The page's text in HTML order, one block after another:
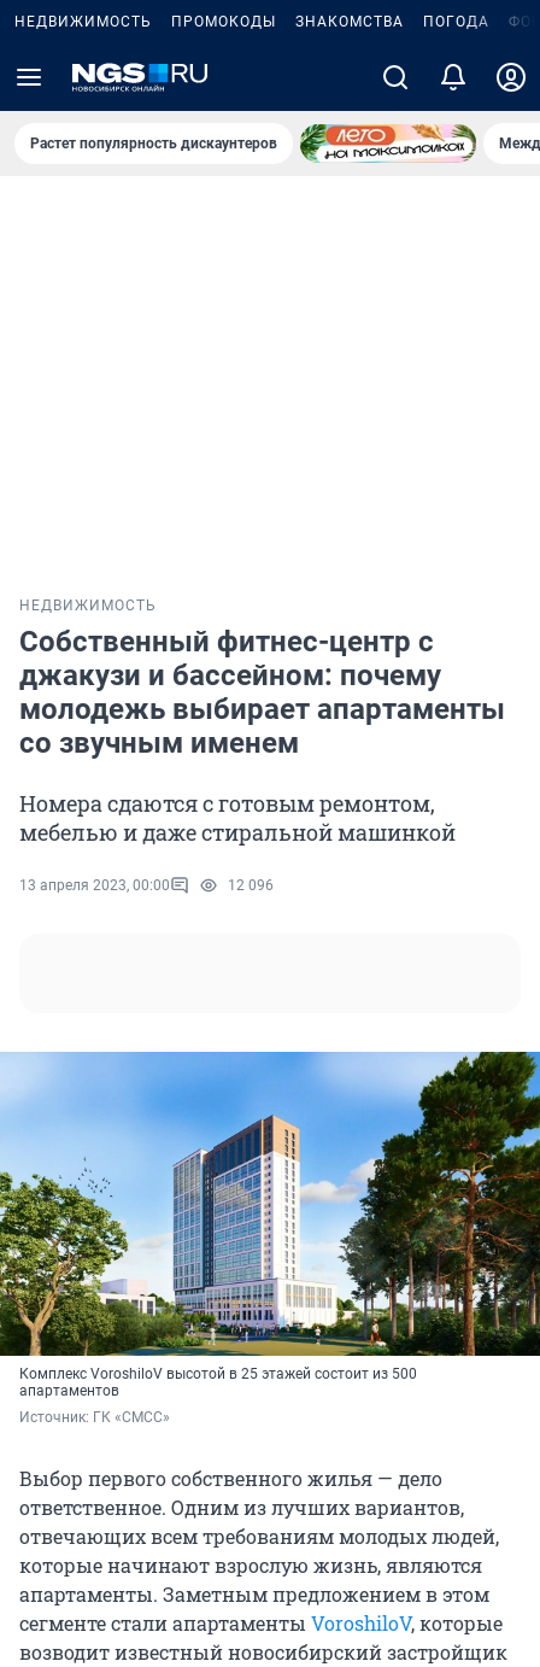
НЕДВИЖИМОСТЬ ПРОМОКОДЫ ЗНАКОМСТВА ПОГОДА
Растет популярность дискаунтеров
НЕДВИЖИМОСТЬ
Собственный фитнес-центр с
джакузи и бассейном: почему
молодежь выбирает апартаменты
со звучным именем
Номера сдаются с готовым ремонтом,
мебелью и даже стиральной машинкой
13 апреля 2023, 00:00 12 096
Комплекс VoroshiloV высотой в 25 этажей состоит из 500
апартаментов
Источник: ГК «СМСС»
Выбор первого собственного жилья — дело
ответственное. Одним из лучших вариантов,
отвечающих всем требованиям молодых людей,
которые начинают взрослую жизнь, являются
апартаменты. Заметным предложением в этом
сегменте стали апартаменты VoroshiloV, которые
возводит известный новосибирский застройщик